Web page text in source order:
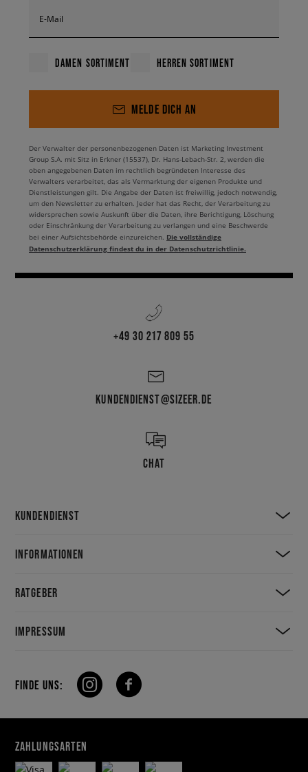
E-Mail
DAMEN SORTIMENT HERREN SORTIMENT
MELDE DICH AN
Der Verwalter der personenbezogenen Daten ist Marketing Investment
Group S.A. mit Sitz in Erkner (15537), Dr. Hans-Lebach-Str. 2, werden die
oben angegebenen Daten im rechtlich begründeten Interesse des
Verwalters verarbeitet, das als Vermarktung der eigenen Produkte und
Dienstleistungen gilt. Die Angabe der Daten ist freiwillig, jedoch notwendig,
um den Newsletter zu erhalten. Jeder hat das Recht, der Verarbeitung zu
widersprechen sowie Auskunft über die Daten, ihre Berichtigung, Löschung
oder Einschränkung der Verarbeitung zu verlangen und eine Beschwerde
bei einer Aufsichtsbehörde einzureichen. Die vollständige
Datenschutzerklärung findest du in der Datenschutzrichtlinie.
+49 30 217 809 55
KUNDENDIENST@SIZEER.DE
CHAT
KUNDENDIENST
INFORMATIONEN
RATGEBER
IMPRESSUM
FINDE UNS:
ZAHLUNGSARTEN